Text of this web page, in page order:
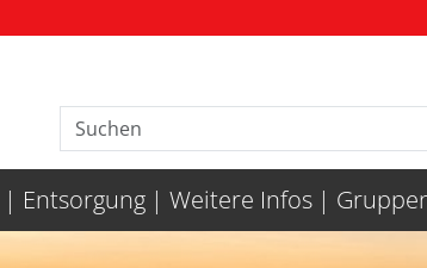
Entsorgung Weitere Infos